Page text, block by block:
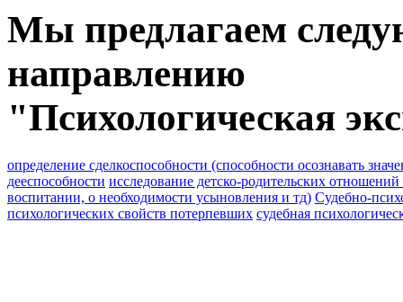
Мы предлагаем
направлению
"Психологическая
определение сделкоспособности (способности осознавать
дееспособности исследование детско-родительских
воспитании, о необходимости усыновления и тд) Судебно-
психологических свойств потерпевших судебная